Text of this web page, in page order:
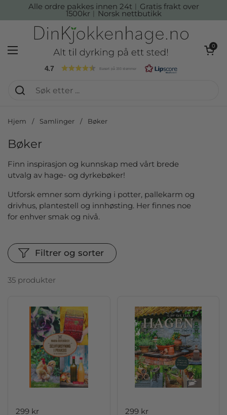
Hopp over til innhold
Alle ordre pakkes innen 24t︱Gratis frakt over
1500kr︱Norsk nettbutikk
4.7 Basert på 193 stemmer
Åpne menyen
Åpen
0
Hjem / Samlinger / Bøker
Bøker
Finn inspirasjon og kunnskap med vårt brede
utvalg av hage- og dyrkebøker!
Utforsk emner som dyrking i potter, pallekarm og
drivhus, plantestell og innhøsting. Her finnes noe
for enhver smak og nivå.
35 produkter
Filtrer og sorter
Pris:
299 kr Pris:
299 kr